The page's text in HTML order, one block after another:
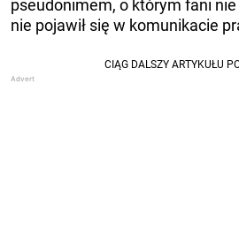
pseudonimem, o którym fani
nie pojawił się w komunikacie